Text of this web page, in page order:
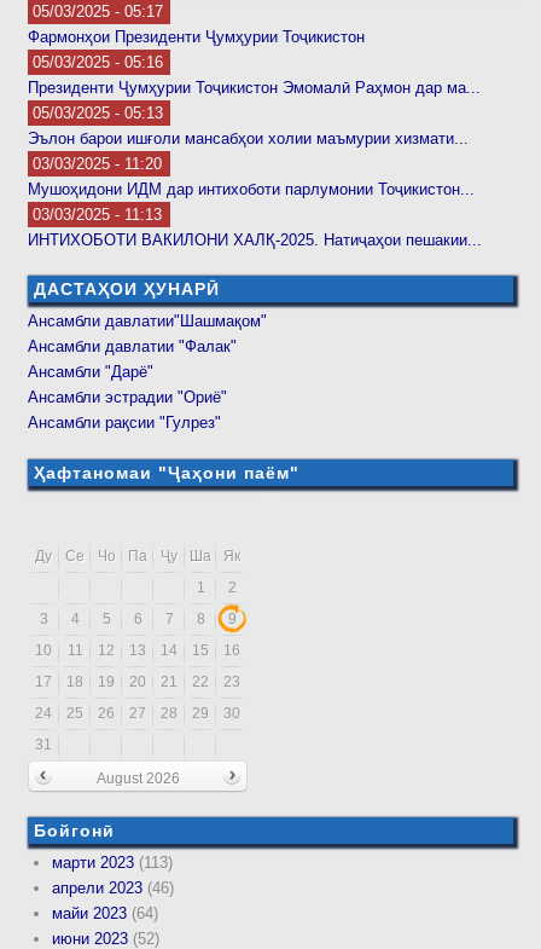
05/03/2025 - 05:17
Фармонҳои Президенти Ҷумҳурии Тоҷикистон
05/03/2025 - 05:16
Президенти Ҷумҳурии Тоҷикистон Эмомалӣ Раҳмон дар ма...
05/03/2025 - 05:13
Эълон барои ишғоли мансабҳои холии маъмурии хизмати...
03/03/2025 - 11:20
Мушоҳидони ИДМ дар интихоботи парлумонии Тоҷикистон...
03/03/2025 - 11:13
ИНТИХОБОТИ ВАКИЛОНИ ХАЛҚ-2025. Натиҷаҳои пешакии...
ДАСТАҲОИ ҲУНАРӢ
Ансамбли давлатии"Шашмақом"
Ансамбли давлатии "Фалак"
Ансамбли "Дарё"
Ансамбли эстрадии "Ориё"
Ансамбли рақсии "Гулрез"
Ҳафтаномаи "Ҷаҳони паём"
Ду Се Чо Па Ҷу Ша
Як
1
2
3
4 5 6 7 8
9
10
11 12 13 14 15
16
17
18 19 20 21 22
23
24
25 26 27 28 29
30
31
August 2026
Бойгонӣ
марти 2023 (113)
апрели 2023 (46)
майи 2023 (64)
июни 2023 (52)